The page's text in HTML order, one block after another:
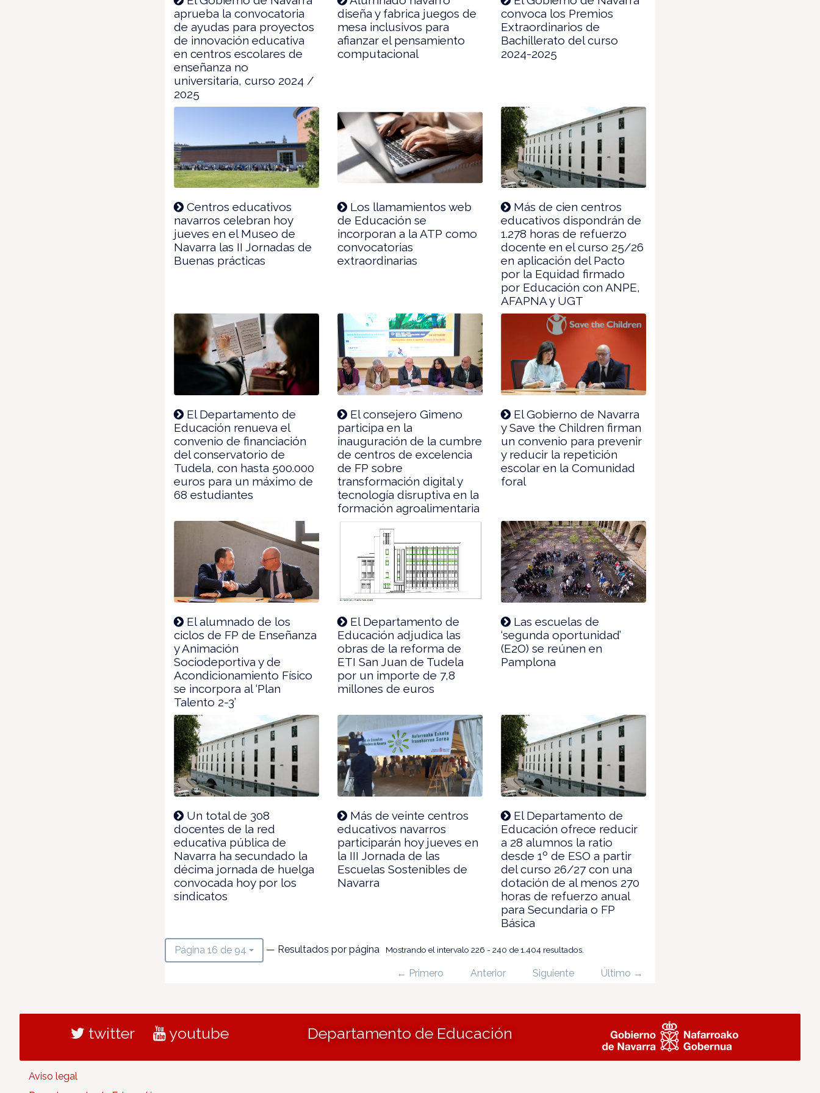
aprueba la convocatoria
de ayudas para proyectos
de innovación educativa
en centros escolares de
enseñanza no
universitaria, curso 2024 /
2025
diseña y fabrica juegos de
mesa inclusivos para
afianzar el pensamiento
computacional
convoca los Premios
Extraordinarios de
Bachillerato del curso
2024-2025
Centros educativos
navarros celebran hoy
jueves en el Museo de
Navarra las II Jornadas de
Buenas prácticas
Los llamamientos web
de Educación se
incorporan a la ATP como
convocatorias
extraordinarias
Más de cien centros
educativos dispondrán de
1.278 horas de refuerzo
docente en el curso 25/26
en aplicación del Pacto
por la Equidad firmado
por Educación con ANPE,
AFAPNA y UGT
El Departamento de
Educación renueva el
convenio de financiación
del conservatorio de
Tudela, con hasta 500.000
euros para un máximo de
68 estudiantes
El consejero Gimeno
participa en la
inauguración de la cumbre
de centros de excelencia
de FP sobre
transformación digital y
tecnología disruptiva en la
formación agroalimentaria
El Gobierno de Navarra
y Save the Children firman
un convenio para prevenir
y reducir la repetición
escolar en la Comunidad
foral
El alumnado de los
ciclos de FP de Enseñanza
y Animación
Sociodeportiva y de
Acondicionamiento Físico
se incorpora al ‘Plan
Talento 2-3’
El Departamento de
Educación adjudica las
obras de la reforma de
ETI San Juan de Tudela
por un importe de 7,8
millones de euros
Las escuelas de
‘segunda oportunidad’
(E2O) se reúnen en
Pamplona
Un total de 308
docentes de la red
educativa pública de
Navarra ha secundado la
décima jornada de huelga
convocada hoy por los
sindicatos
Más de veinte centros
educativos navarros
participarán hoy jueves en
la III Jornada de las
Escuelas Sostenibles de
Navarra
El Departamento de
Educación ofrece reducir
a 28 alumnos la ratio
desde 1º de ESO a partir
del curso 26/27 con una
dotación de al menos 270
horas de refuerzo anual
para Secundaria o FP
Básica
Página 16 de 94 — Resultados por página Mostrando el intervalo 226 - 240 de 1.404 resultados.
← Primero Anterior Siguiente Último →
twitter youtube Departamento de Educación
Aviso legal